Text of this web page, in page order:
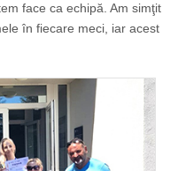
face ca echipă. Am simţit
în fiecare meci, iar acest